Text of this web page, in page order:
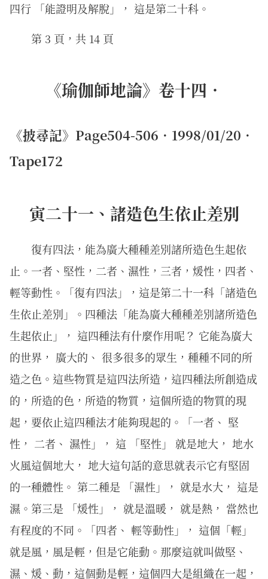
四行 「能證明及解脫」， 這是第二十科。
第 3 頁，共 14 頁
《瑜伽師地論》卷十四．
《披尋記》Page504-506．1998/01/20．
Tape172
寅二十一、諸造色生依止差別
復有四法，能為廣大種種差別諸所造色生起依
止。一者、堅性，二者、濕性，三者，煖性，四者、
輕等動性。「復有四法」，這是第二十一科「諸造色
生依止差別」。四種法「能為廣大種種差別諸所造色
生起依止」， 這四種法有什麼作用呢？ 它能為廣大
的世界， 廣大的、 很多很多的眾生，種種不同的所
造之色。這些物質是這四法所造，這四種法所創造成
的，所造的色，所造的物質，這個所造的物質的現
起，要依止這四種法才能夠現起的。「一者、 堅
性， 二者、 濕性」， 這 「堅性」 就是地大， 地水
火風這個地大， 地大這句話的意思就表示它有堅固
的一種體性。 第二種是 「濕性」， 就是水大， 這是
濕。第三是 「煖性」， 就是溫暖， 就是熱， 當然也
有程度的不同。「四者、 輕等動性」， 這個「輕」
就是風，風是輕，但是它能動。那麼這就叫做堅、
濕、煖、動，這個動是輕，這個四大是組織在一起，